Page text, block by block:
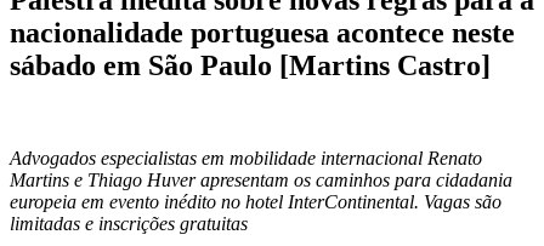
nacionalidade portuguesa acontece neste
sábado em São Paulo [Martins Castro]
Advogados especialistas em mobilidade internacional Renato
Martins e Thiago Huver apresentam os caminhos para cidadania
europeia em evento inédito no hotel InterContinental. Vagas são
limitadas e inscrições gratuitas